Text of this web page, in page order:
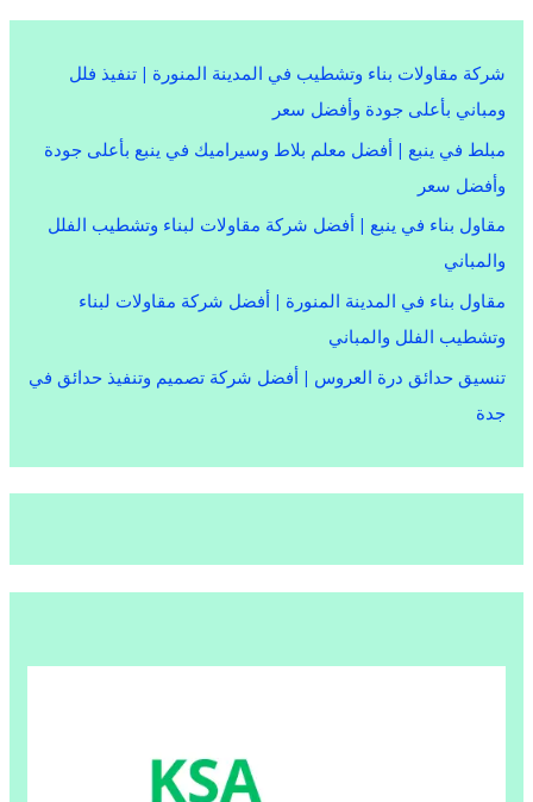
شركة مقاولات بناء وتشطيب في المدينة المنورة | تنفيذ فلل
ومباني بأعلى جودة وأفضل سعر
مبلط في ينبع | أفضل معلم بلاط وسيراميك في ينبع بأعلى جودة
وأفضل سعر
مقاول بناء في ينبع | أفضل شركة مقاولات لبناء وتشطيب الفلل
والمباني
مقاول بناء في المدينة المنورة | أفضل شركة مقاولات لبناء
وتشطيب الفلل والمباني
تنسيق حدائق درة العروس | أفضل شركة تصميم وتنفيذ حدائق في
جدة